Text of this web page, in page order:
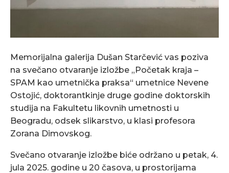
Memorijalna galerija Dušan Starčević vas poziva
na svečano otvaranje izložbe „Početak kraja –
SPAM kao umetnička praksa“ umetnice Nevene
Ostojić, doktorantkinje druge godine doktorskih
studija na Fakultetu likovnih umetnosti u
Beogradu, odsek slikarstvo, u klasi profesora
Zorana Dimovskog.
Svečano otvaranje izložbe biće održano u petak, 4.
jula 2025. godine u 20 časova, u prostorijama